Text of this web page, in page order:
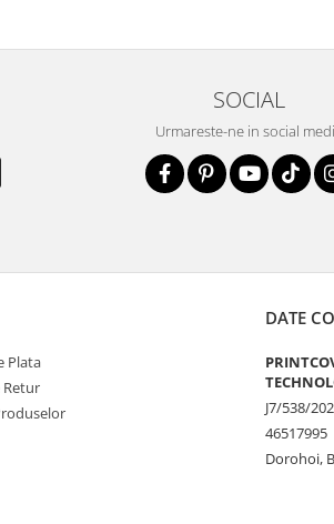
functiona in
pentru
ceea ce ii
folosi orice
Servetel
Dust
v-a iesit din
SOCIAL
Urmareste-ne in social
Plata
Retur
DATE
J7/538/
46517995
Dorohoi,